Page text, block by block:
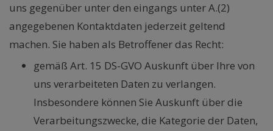
uns gegenüber unter den eingangs unter A.(2)
angegebenen Kontaktdaten jederzeit geltend
machen. Sie haben als Betroffener das Recht:
gemäß Art. 15 DS-GVO Auskunft über Ihre von
uns verarbeiteten Daten zu verlangen.
Insbesondere können Sie Auskunft über die
Verarbeitungszwecke, die Kategorie der Daten,